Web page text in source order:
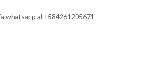
whatsapp al +584261205671